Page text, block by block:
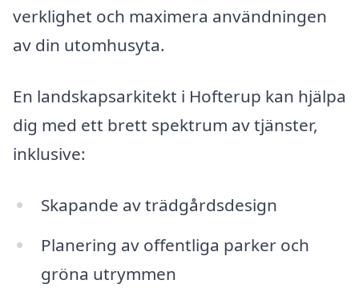
verklighet och maximera användningen
av din utomhusyta.
En landskapsarkitekt i Hofterup kan hjälpa
dig med ett brett spektrum av tjänster,
inklusive:
Skapande av trädgårdsdesign
Planering av offentliga parker och
gröna utrymmen